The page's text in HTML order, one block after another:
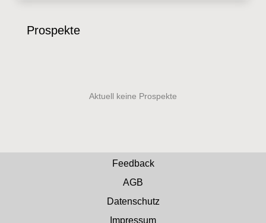
Prospekte
Feedback
AGB
Datenschutz
Impressum